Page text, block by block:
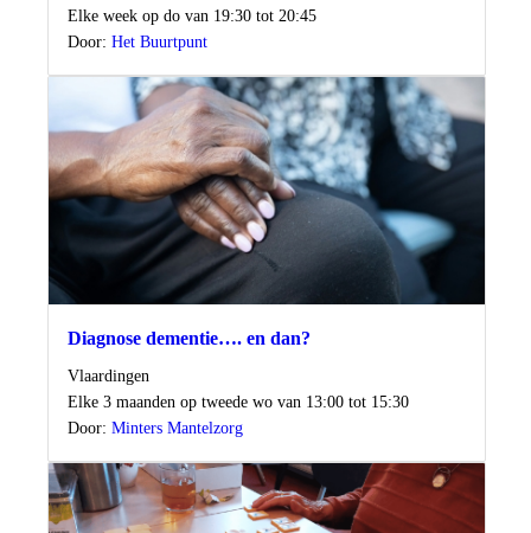
Wanneer
Elke week op do van 19:30 tot 20:45
Door: Het Buurtpunt
Diagnose dementie…. en dan?
Locatie
Vlaardingen
Wanneer
Elke 3 maanden op tweede wo van 13:00 tot 15:30
Door: Minters Mantelzorg